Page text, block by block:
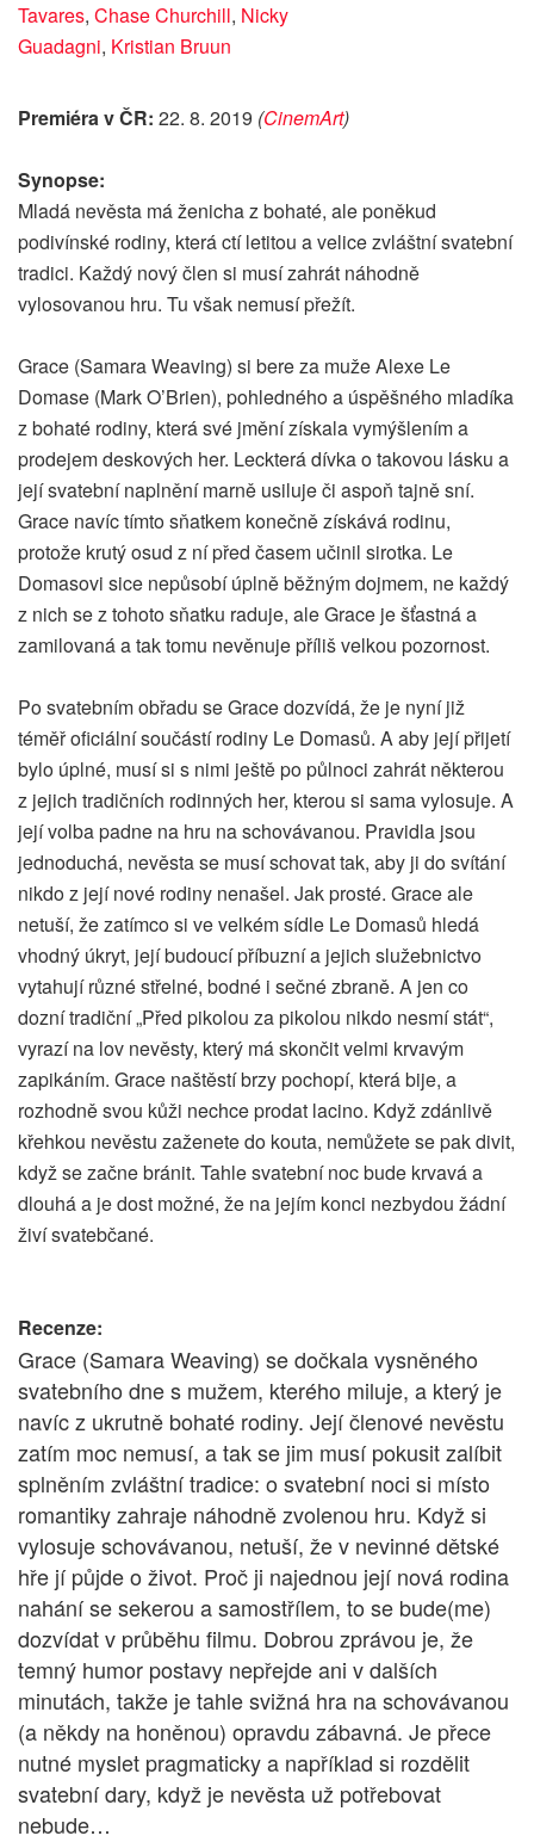
Tavares, Chase Churchill, Nicky
Guadagni, Kristian Bruun
Premiéra v ČR: 22. 8. 2019 (CinemArt)
Synopse:
Mladá nevěsta má ženicha z bohaté, ale poněkud
podivínské rodiny, která ctí letitou a velice zvláštní svatební
tradici. Každý nový člen si musí zahrát náhodně
vylosovanou hru. Tu však nemusí přežít.
Grace (Samara Weaving) si bere za muže Alexe Le
Domase (Mark O’Brien), pohledného a úspěšného mladíka
z bohaté rodiny, která své jmění získala vymýšlením a
prodejem deskových her. Leckterá dívka o takovou lásku a
její svatební naplnění marně usiluje či aspoň tajně sní.
Grace navíc tímto sňatkem konečně získává rodinu,
protože krutý osud z ní před časem učinil sirotka. Le
Domasovi sice nepůsobí úplně běžným dojmem, ne každý
z nich se z tohoto sňatku raduje, ale Grace je šťastná a
zamilovaná a tak tomu nevěnuje příliš velkou pozornost.
Po svatebním obřadu se Grace dozvídá, že je nyní již
téměř oficiální součástí rodiny Le Domasů. A aby její přijetí
bylo úplné, musí si s nimi ještě po půlnoci zahrát některou
z jejich tradičních rodinných her, kterou si sama vylosuje. A
její volba padne na hru na schovávanou. Pravidla jsou
jednoduchá, nevěsta se musí schovat tak, aby ji do svítání
nikdo z její nové rodiny nenašel. Jak prosté. Grace ale
netuší, že zatímco si ve velkém sídle Le Domasů hledá
vhodný úkryt, její budoucí příbuzní a jejich služebnictvo
vytahují různé střelné, bodné i sečné zbraně. A jen co
dozní tradiční „Před pikolou za pikolou nikdo nesmí stát“,
vyrazí na lov nevěsty, který má skončit velmi krvavým
zapikáním. Grace naštěstí brzy pochopí, která bije, a
rozhodně svou kůži nechce prodat lacino. Když zdánlivě
křehkou nevěstu zaženete do kouta, nemůžete se pak divit,
když se začne bránit. Tahle svatební noc bude krvavá a
dlouhá a je dost možné, že na jejím konci nezbydou žádní
živí svatebčané.
Recenze:
Grace (Samara Weaving) se dočkala vysněného
svatebního dne s mužem, kterého miluje, a který je
navíc z ukrutně bohaté rodiny. Její členové nevěstu
zatím moc nemusí, a tak se jim musí pokusit zalíbit
splněním zvláštní tradice: o svatební noci si místo
romantiky zahraje náhodně zvolenou hru. Když si
vylosuje schovávanou, netuší, že v nevinné dětské
hře jí půjde o život. Proč ji najednou její nová rodina
nahání se sekerou a samostřílem, to se bude(me)
dozvídat v průběhu filmu. Dobrou zprávou je, že
temný humor postavy nepřejde ani v dalších
minutách, takže je tahle svižná hra na schovávanou
(a někdy na honěnou) opravdu zábavná. Je přece
nutné myslet pragmaticky a například si rozdělit
svatební dary, když je nevěsta už potřebovat
nebude…